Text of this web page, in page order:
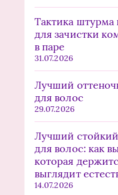
Тактика штурма
для зачистки
в паре
31.07.2026
Лучший
для волос
29.07.2026
Лучший
для волос: как
которая
выглядит
14.07.2026